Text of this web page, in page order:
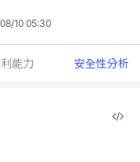
10 05:30
能力 安全性分析